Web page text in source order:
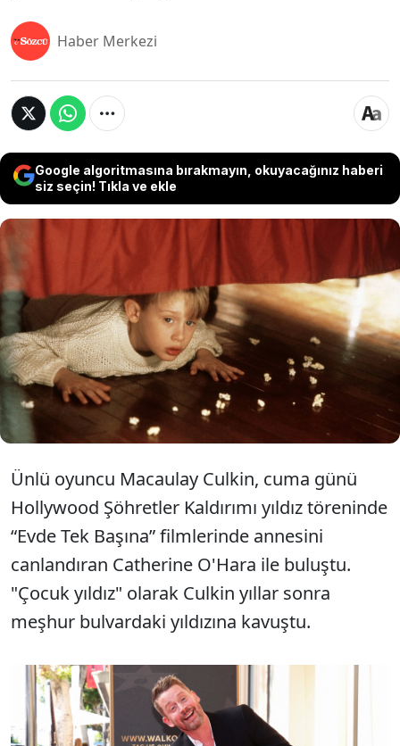
Haber Merkezi
Google algoritmasına bırakmayın, okuyacağınız haberi
siz seçin! Tıkla ve ekle
90’lı yılların ikonik yapımlarından
“Evde Tek Başına” filminin oyuncuları
yıllar sonra yeniden bir araya geldi.
Ünlü oyuncu Macaulay Culkin, cuma günü
Hollywood Şöhretler Kaldırımı yıldız töreninde
“Evde Tek Başına” filmlerinde annesini
canlandıran Catherine O'Hara ile buluştu.
"Çocuk yıldız" olarak Culkin yıllar sonra
meşhur bulvardaki yıldızına kavuştu.